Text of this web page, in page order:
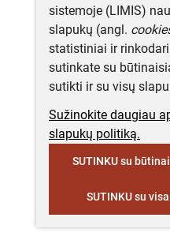
sistemoje (LIMIS)
slapukų (angl.
statistiniai ir
sutinkate su
sutikti ir su visų
Sužinokite daugiau
slapukų politiką.
SUTINKU su
SUTINKU su